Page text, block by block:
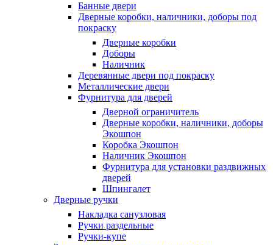
Банные двери
Дверные коробки, наличники, доборы под
покраску
Дверные коробки
Доборы
Наличник
Деревянные двери под покраску
Металлические двери
Фурнитура для дверей
Дверной ограничитель
Дверные коробки, наличники, доборы
Экошпон
Коробка Экошпон
Наличник Экошпон
Фурнитура для установки раздвижных
дверей
Шпингалет
Дверные ручки
Накладка санузловая
Ручки раздельные
Ручки-купе